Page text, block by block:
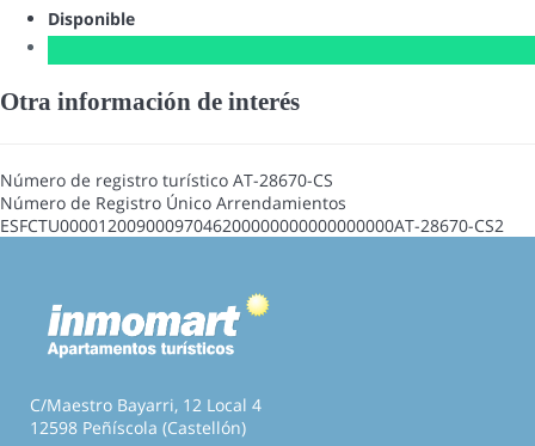
Disponible
Otra información de interés
Número de registro turístico AT-28670-CS
Número de Registro Único Arrendamientos
ESFCTU00001200900097046200000000000000000AT-28670-CS2
C/Maestro Bayarri, 12 Local 4
12598 Peñíscola (Castellón)